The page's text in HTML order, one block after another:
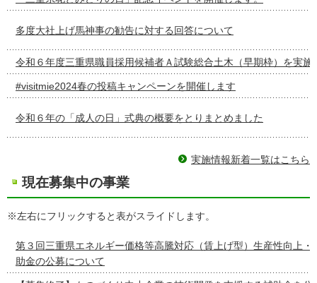
多度大社上げ馬神事の勧告に対する回答について
令和６年度三重県職員採用候補者Ａ試験総合土木（早期枠）を実施
#visitmie2024春の投稿キャンペーンを開催します
令和６年の「成人の日」式典の概要をとりまとめました
実施情報新着一覧はこちら
現在募集中の事業
※左右にフリックすると表がスライドします。
第３回三重県エネルギー価格等高騰対応（賃上げ型）生産性向上・
助金の公募について